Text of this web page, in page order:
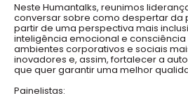
Neste Humantalks, reunimos
conversar sobre como despertar da
partir de uma perspectiva mais
inteligência emocional e
ambientes corporativos e sociais
inovadores e, assim, fortalecer a
que quer garantir uma melhor
Painelistas: